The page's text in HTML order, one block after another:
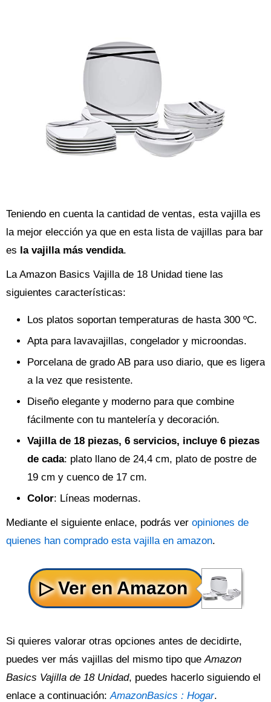
Teniendo en cuenta la cantidad de ventas, esta vajilla es
la mejor elección ya que en esta lista de vajillas para bar
es la vajilla más vendida.
La Amazon Basics Vajilla de 18 Unidad tiene las
siguientes características:
Los platos soportan temperaturas de hasta 300 ºC.
Apta para lavavajillas, congelador y microondas.
Porcelana de grado AB para uso diario, que es ligera
a la vez que resistente.
Diseño elegante y moderno para que combine
fácilmente con tu mantelería y decoración.
Vajilla de 18 piezas, 6 servicios, incluye 6 piezas
de cada: plato llano de 24,4 cm, plato de postre de
19 cm y cuenco de 17 cm.
Color: Líneas modernas.
Mediante el siguiente enlace, podrás ver opiniones de
quienes han comprado esta vajilla en amazon.
Si quieres valorar otras opciones antes de decidirte,
puedes ver más vajillas del mismo tipo queAmazon
Basics Vajilla de 18 Unidad, puedes hacerlo siguiendo el
enlace a continuación:AmazonBasics : Hogar.